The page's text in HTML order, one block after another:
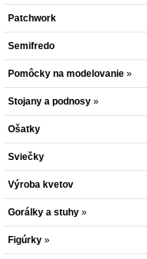
Patchwork
Semifredo
Pomôcky na modelovanie »
Stojany a podnosy »
Ošatky
Sviečky
Výroba kvetov
Gorálky a stuhy »
Figúrky »